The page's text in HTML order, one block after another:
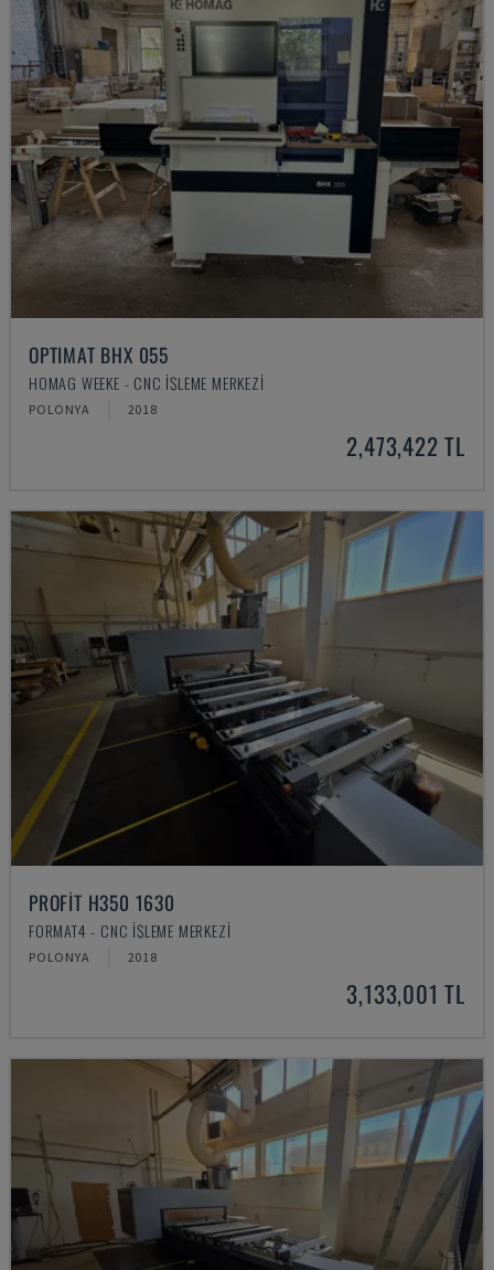
OPTIMAT BHX 055
HOMAG WEEKE - CNC İŞLEME MERKEZI
POLONYA 2018
2,473,422 TL
PROFIT H350 1630
FORMAT4 - CNC İŞLEME MERKEZI
POLONYA 2018
3,133,001 TL